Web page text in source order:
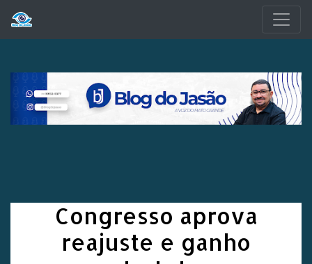
Congresso aprova
reajuste e ganho